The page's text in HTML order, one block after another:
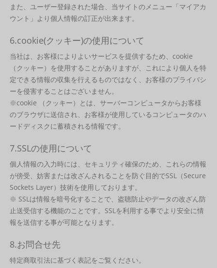
また、ユーザー登録された場合、当サイトのメニュー「マイアカ
ウント」より個人情報の訂正が出来ます。
6.cookie(クッキー)の使用について
当社は、お客様によりよいサービスを提供するため、cookie
（クッキー）を使用することがありますが、これにより個人を特
定できる情報の収集を行えるものではなく、お客様のプライバシ
ーを侵害することはございません。
※cookie （クッキー）とは、サーバーコンピュータからお客様
のブラウザに送信され、お客様が使用しているコンピュータのハ
ードディスクに蓄積される情報です。
7.SSLの使用について
個人情報の入力時には、セキュリティ確保のため、これらの情報
が傍受、妨害または改ざんされることを防ぐ目的でSSL（Secure
Sockets Layer）技術を使用しております。
※ SSLは情報を暗号化することで、盗聴防止やデータの改ざん防
止送受信する機能のことです。SSLを利用する事でより安全に情
報を送信する事が可能となります。
8.お問合せ先
特定商取引法に基づく表記をご覧ください。